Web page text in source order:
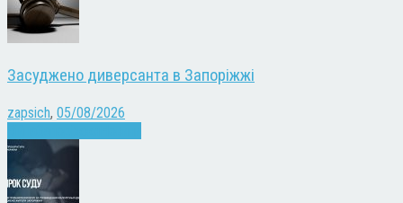
Засуджено диверсанта в Запоріжжі
zapsich, 05/08/2026